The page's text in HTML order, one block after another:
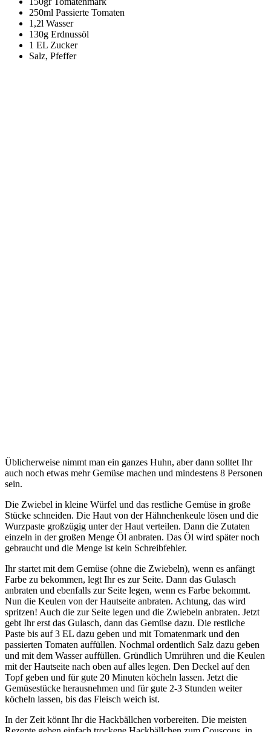
250ml Passierte Tomaten
1,2l Wasser
130g Erdnussöl
1 EL Zucker
Salz, Pfeffer
Üblicherweise nimmt man ein ganzes Huhn, aber dann solltet Ihr
auch noch etwas mehr Gemüse machen und mindestens 8 Personen
sein.
Die Zwiebel in kleine Würfel und das restliche Gemüse in große
Stücke schneiden. Die Haut von der Hähnchenkeule lösen und die
Wurzpaste großzügig unter der Haut verteilen. Dann die Zutaten
einzeln in der großen Menge Öl anbraten. Das Öl wird später noch
gebraucht und die Menge ist kein Schreibfehler.
Ihr startet mit dem Gemüse (ohne die Zwiebeln), wenn es anfängt
Farbe zu bekommen, legt Ihr es zur Seite. Dann das Gulasch
anbraten und ebenfalls zur Seite legen, wenn es Farbe bekommt.
Nun die Keulen von der Hautseite anbraten. Achtung, das wird
spritzen! Auch die zur Seite legen und die Zwiebeln anbraten. Jetzt
gebt Ihr erst das Gulasch, dann das Gemüse dazu. Die restliche
Paste bis auf 3 EL dazu geben und mit Tomatenmark und den
passierten Tomaten auffüllen. Nochmal ordentlich Salz dazu geben
und mit dem Wasser auffüllen. Gründlich Umrühren und die Keulen
mit der Hautseite nach oben auf alles legen. Den Deckel auf den
Topf geben und für gute 20 Minuten köcheln lassen. Jetzt die
Gemüsestücke herausnehmen und für gute 2-3 Stunden weiter
köcheln lassen, bis das Fleisch weich ist.
In der Zeit könnt Ihr die Hackbällchen vorbereiten. Die meisten